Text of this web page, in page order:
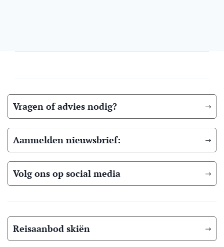
Vragen of advies nodig?
Aanmelden nieuwsbrief:
Volg ons op social media
Reisaanbod skiën